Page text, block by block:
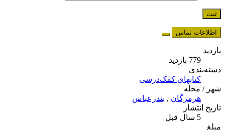
اطلاعات تماس
بازدید
779 بازدید
دسته‌بندی
کتابهای کمک‌درسی
شهر / محله
هرمزگان, بندرعباس
تاریخ انتشار
5 سال قبل
مبلغ